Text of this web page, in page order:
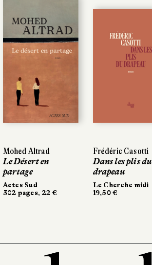
Mohed Altrad
Le Désert en
partage
Actes Sud
302 pages, 22 €
Frédéric Casotti
Dans les plis du
drapeau
Le Cherche midi
19,50 €